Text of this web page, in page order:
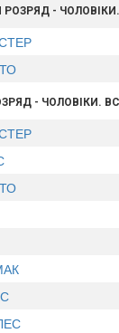
-
- ЧОЛОВІКИ.